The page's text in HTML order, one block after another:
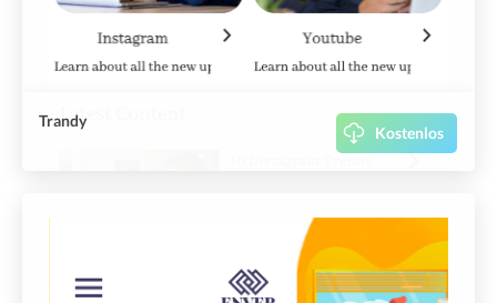
Trandy
Kostenlos